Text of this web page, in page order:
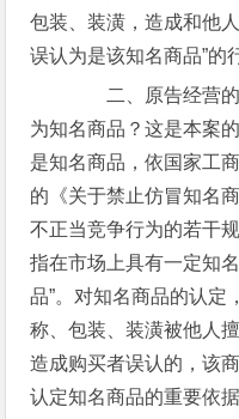
包装、装潢，造成和他
误认为是该知名商品”的
二、原告经营的“
为知名商品？这是本案
是知名商品，依国家工
的《关于禁止仿冒知名
不正当竞争行为的若干
指在市场上具有一定知
品”。对知名商品的认定
称、包装、装潢被他人
造成购买者误认的，该
认定知名商品的重要依